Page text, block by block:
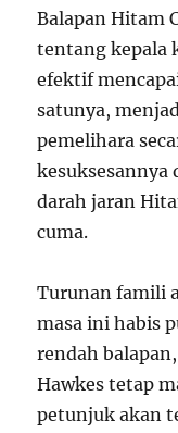
Balapan Hitam
tentang kepala
efektif
satunya,
pemelihara
kesuksesannya
darah jaran
cuma.
Turunan famili
masa ini habis
rendah
Hawkes tetap
petunjuk akan